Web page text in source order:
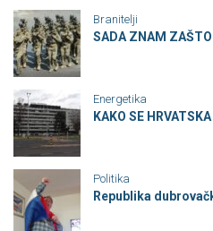
Branitelji
SADA ZNAM
Energetika
KAKO SE
Politika
Republika